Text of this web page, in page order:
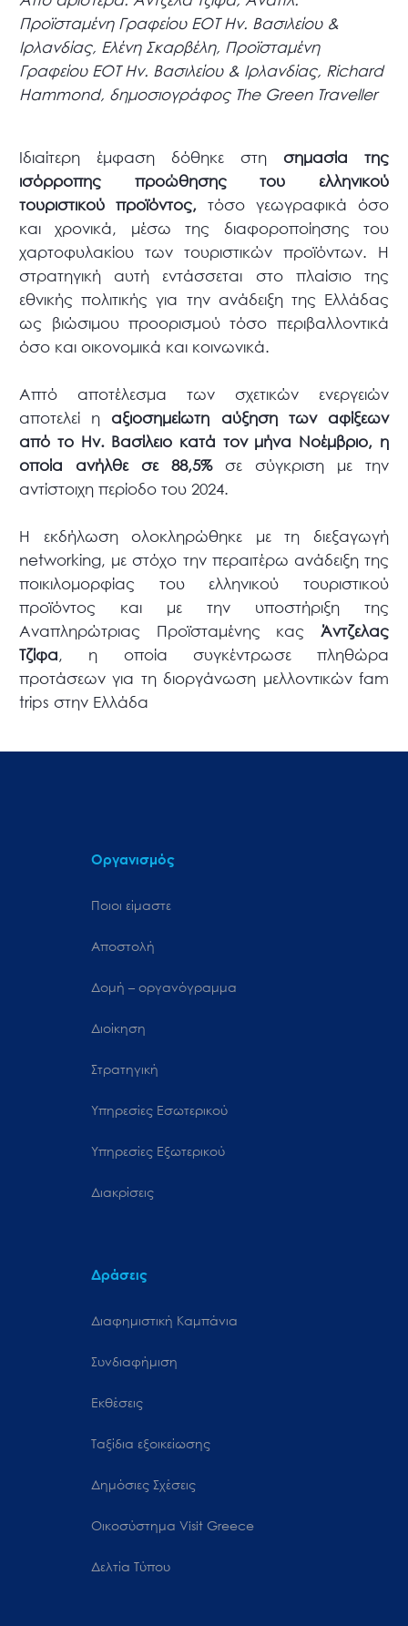
Προϊσταμένη Γραφείου ΕΟΤ Ην. Βασιλείου &
Ιρλανδίας, Ελένη Σκαρβέλη, Προϊσταμένη
Γραφείου ΕΟΤ Ην. Βασιλείου & Ιρλανδίας, Richard
Hammond, δημοσιογράφος The Green Traveller
Ιδιαίτερη έμφαση δόθηκε στη σημασία της
ισόρροπης προώθησης του ελληνικού
τουριστικού προϊόντος, τόσο γεωγραφικά όσο
και χρονικά, μέσω της διαφοροποίησης του
χαρτοφυλακίου των τουριστικών προϊόντων. Η
στρατηγική αυτή εντάσσεται στο πλαίσιο της
εθνικής πολιτικής για την ανάδειξη της Ελλάδας
ως βιώσιμου προορισμού τόσο περιβαλλοντικά
όσο και οικονομικά και κοινωνικά.
Απτό αποτέλεσμα των σχετικών ενεργειών
αποτελεί η αξιοσημείωτη αύξηση των αφίξεων
από το Ην. Βασίλειο κατά τον μήνα Νοέμβριο, η
οποία ανήλθε σε 88,5%σε σύγκριση με την
αντίστοιχη περίοδο του 2024.
Η εκδήλωση ολοκληρώθηκε με τη διεξαγωγή
networking, με στόχο την περαιτέρω ανάδειξη της
ποικιλομορφίας του ελληνικού τουριστικού
προϊόντος και με την υποστήριξη της
Αναπληρώτριας Προϊσταμένης κας Άντζελας
Τζίφα, η οποία συγκέντρωσε πληθώρα
προτάσεων για τη διοργάνωση μελλοντικών fam
trips στην Ελλάδα
Οργανισμός
Ποιοι είμαστε
Αποστολή
Δομή – οργανόγραμμα
Διοίκηση
Στρατηγική
Υπηρεσίες Εσωτερικού
Υπηρεσίες Εξωτερικού
Διακρίσεις
Δράσεις
Διαφημιστική Καμπάνια
Συνδιαφήμιση
Εκθέσεις
Ταξίδια εξοικείωσης
Δημόσιες Σχέσεις
Oικοσύστημα Visit Greece
Δελτία Τύπου